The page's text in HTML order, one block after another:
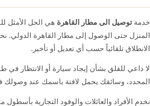
خدمةتوصيل الى مطار القاهرة هي الحل الأمثل
المنزل حتى الوصول إلى مطار القاهرة الدولي.
الانطلاق تلقائياً حسب أي تعديل أو تأخير.
لا داعي للقلق بشأن إيجاد سيارة أو الانتظار
المحدد، وسائقك يحمل لافتة باسمك عند وصولك
نخدم الأفراد والعائلات والوفود التجارية بأسطول